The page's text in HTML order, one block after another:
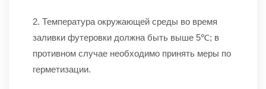
2. Температура окружающей среды во время
заливки футеровки должна быть выше 5℃; в
противном случае необходимо принять меры по
герметизации.